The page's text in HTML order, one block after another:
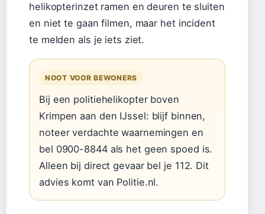
helikopterinzet ramen en deuren te sluiten
en niet te gaan filmen, maar het incident
te melden als je iets ziet.
NOOT VOOR BEWONERS
Bij een politiehelikopter boven
Krimpen aan den IJssel: blijf binnen,
noteer verdachte waarnemingen en
bel 0900-8844 als het geen spoed is.
Alleen bij direct gevaar bel je 112. Dit
advies komt van Politie.nl.